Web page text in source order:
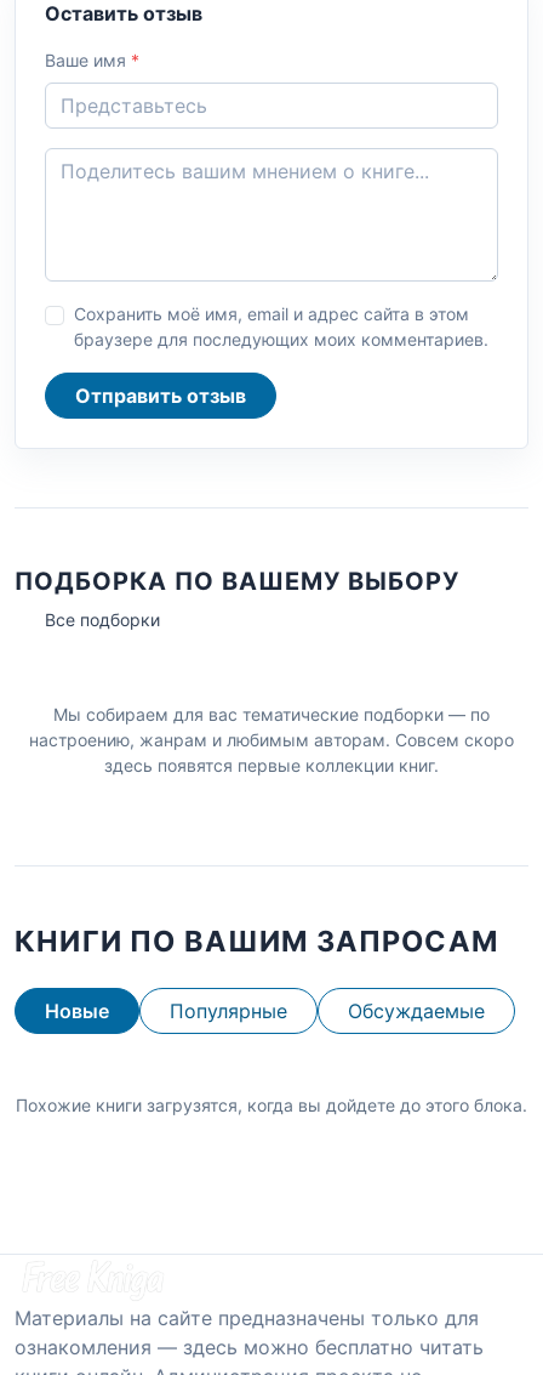
Оставить отзыв
Ваше имя *
Сохранить моё имя, email и адрес сайта в этом
браузере для последующих моих комментариев.
Отправить отзыв
ПОДБОРКА ПО ВАШЕМУ ВЫБОРУ
Все подборки
Мы собираем для вас тематические подборки — по
настроению, жанрам и любимым авторам. Совсем скоро
здесь появятся первые коллекции книг.
КНИГИ ПО ВАШИМ ЗАПРОСАМ
Новые Популярные Обсуждаемые
Похожие книги загрузятся, когда вы дойдете до этого блока.
Материалы на сайте предназначены только для
ознакомления — здесь можно бесплатно читать